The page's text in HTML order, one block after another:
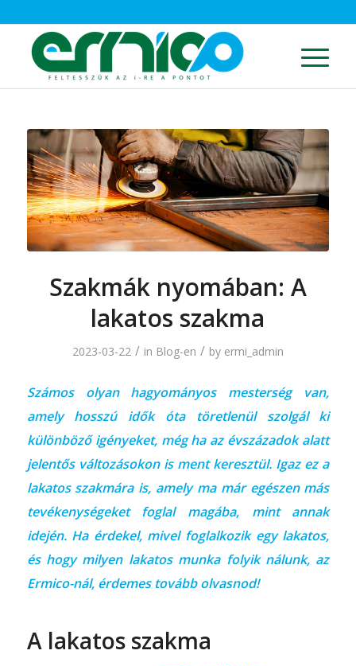
Szakmák nyomában: A
lakatos szakma
2023-03-22 / in Blog-en / by ermi_admin
Számos olyan hagyományos mesterség van,
amely hosszú idők óta töretlenül szolgál ki
különböző igényeket, még ha az évszázadok alatt
jelentős változásokon is ment keresztül. Igaz ez a
lakatos szakmára is, amely ma már egészen más
tevékenységeket foglal magába, mint annak
idején. Ha érdekel, mivel foglalkozik egy lakatos,
és hogy milyen lakatos munka folyik nálunk, az
Ermico-nál, érdemes tovább olvasnod!
A lakatos szakma